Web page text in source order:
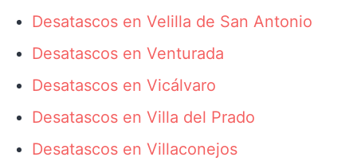
Desatascos en Velilla de San Antonio
Desatascos en Venturada
Desatascos en Vicálvaro
Desatascos en Villa del Prado
Desatascos en Villaconejos